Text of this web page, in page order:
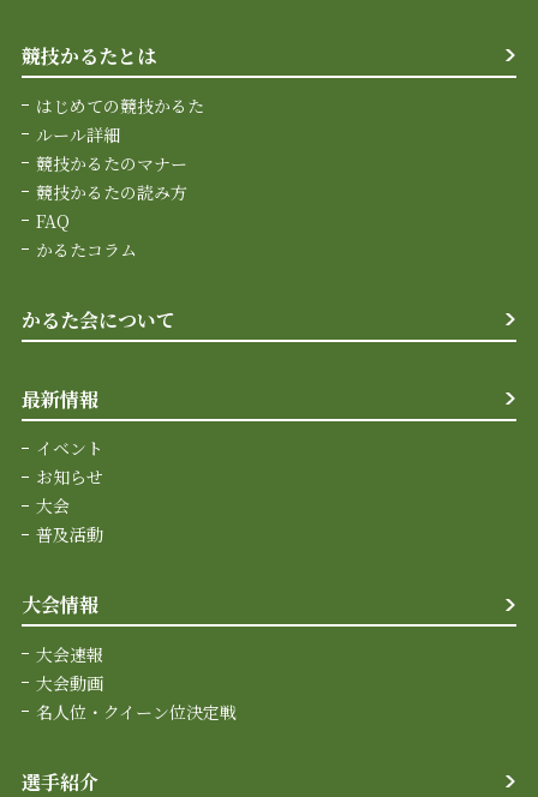
競技かるたとは
はじめての競技かるた
ルール詳細
競技かるたのマナー
競技かるたの読み方
FAQ
かるたコラム
かるた会について
最新情報
イベント
お知らせ
大会
普及活動
大会情報
大会速報
大会動画
名人位・クイーン位決定戦
選手紹介